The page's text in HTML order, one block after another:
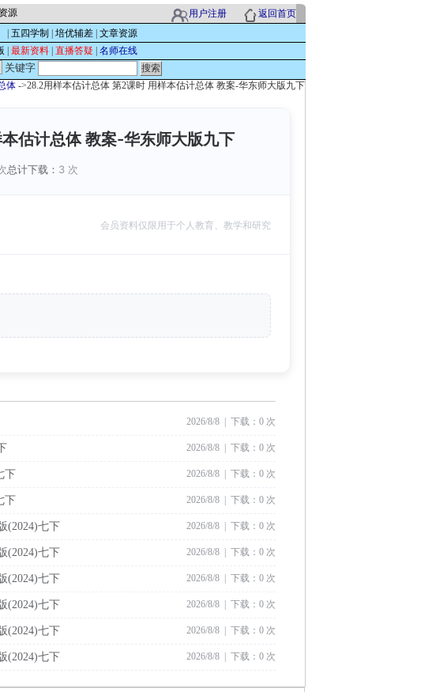
源 用户注册
返回首页
五四学制 培优辅差 文章资源
最新资料 直播答疑 名师在线
关键字
体 ->28.2用样本估计总体 第2课时 用样本估计总体 教案-华东师大版九下
估计总体 教案-华东师大版九下
总计下载： 3 次
会员资料仅限用于个人教育、教学和研究
2026/8/8 | 下载：0 次
2026/8/8 | 下载：0 次
下 2026/8/8 | 下载：0 次
下 2026/8/8 | 下载：0 次
(2024)七下 2026/8/8 | 下载：0 次
(2024)七下 2026/8/8 | 下载：0 次
(2024)七下 2026/8/8 | 下载：0 次
(2024)七下 2026/8/8 | 下载：0 次
(2024)七下 2026/8/8 | 下载：0 次
(2024)七下 2026/8/8 | 下载：0 次